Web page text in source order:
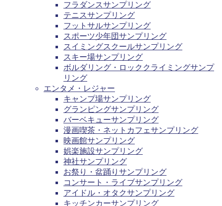
フラダンスサンプリング
テニスサンプリング
フットサルサンプリング
スポーツ少年団サンプリング
スイミングスクールサンプリング
スキー場サンプリング
ボルダリング・ロッククライミングサンプ
リング
エンタメ・レジャー
キャンプ場サンプリング
グランピングサンプリング
バーベキューサンプリング
漫画喫茶・ネットカフェサンプリング
映画館サンプリング
娯楽施設サンプリング
神社サンプリング
お祭り・盆踊りサンプリング
コンサート・ライブサンプリング
アイドル・オタクサンプリング
キッチンカーサンプリング